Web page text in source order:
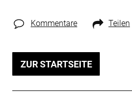
Kommentare Teilen
ZUR STARTSEITE